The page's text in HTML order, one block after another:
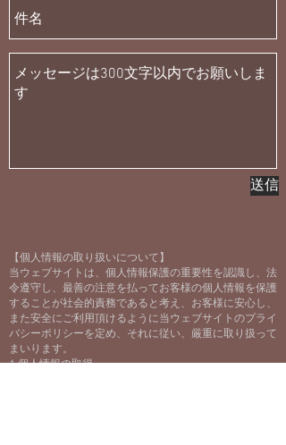
送信
【個人情報の取り扱いについて】
当ウェブサイトは、個人情報保護の重要性を認識し、法
令遵守し、最善の注意を払ってお客様の個人情報を保護
することが社会的責務であると考え、お客様に安心し、
また安全にご利用頂けるように当ウェブサイトのプライ
バシーポリシーを定め、それに従い、厳重に取り扱って
まいります。
1.個人情報の取得